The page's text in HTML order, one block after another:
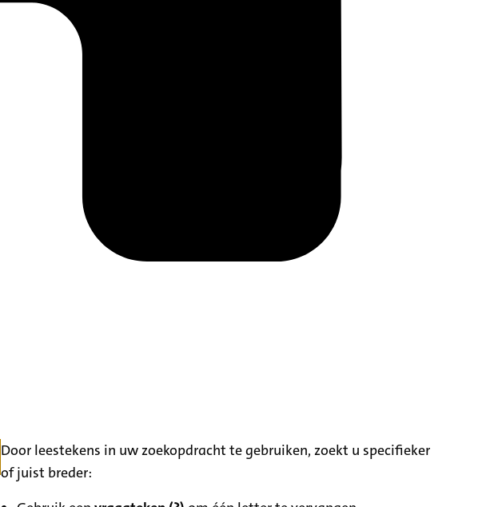
Door leestekens in uw zoekopdracht te gebruiken, zoekt u specifieker
of juist breder: